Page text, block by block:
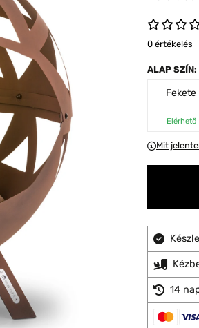
0 értékelés
ALAP SZÍN:
Fekete
Elérhető
Mit
14